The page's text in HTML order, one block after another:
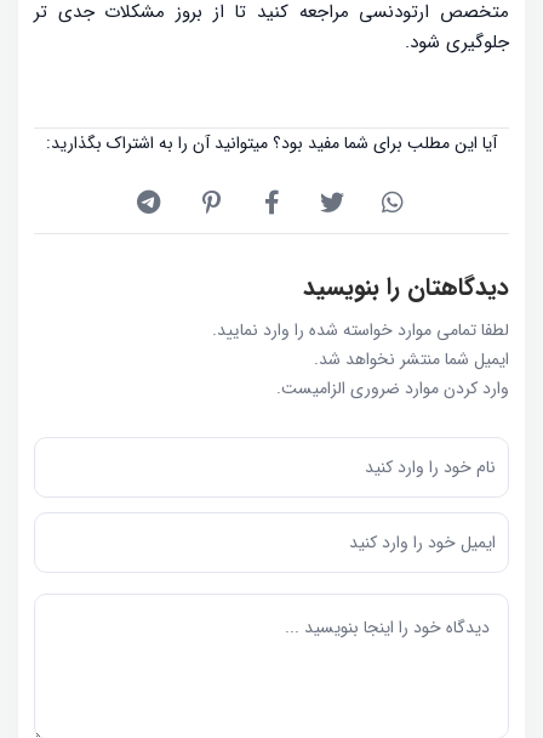
متخصص ارتودنسی مراجعه کنید تا از بروز مشکلات جدی تر
جلوگیری شود.
آیا این مطلب برای شما مفید بود؟ میتوانید آن را به اشتراک بگذارید:
دیدگاهتان را بنویسید
لطفا تمامی موارد خواسته شده را وارد نمایید.
ایمیل شما منتشر نخواهد شد.
وارد کردن موارد ضروری الزامیست.